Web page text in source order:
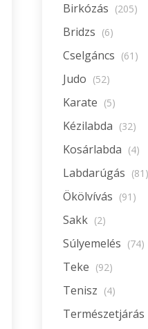
Birkózás (205)
Bridzs (6)
Cselgáncs (61)
Judo (52)
Karate (5)
Kézilabda (32)
Kosárlabda (4)
Labdarúgás (81)
Ökölvívás (91)
Sakk (2)
Súlyemelés (74)
Teke (92)
Tenisz (4)
Természetjárás